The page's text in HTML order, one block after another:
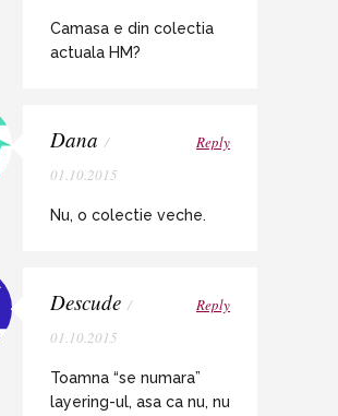
Camasa e din colectia
actuala HM?
Dana /
01.10.2015
Reply
Nu, o colectie veche.
Descude /
01.10.2015
Reply
Toamna “se numara”
layering-ul, asa ca nu, nu